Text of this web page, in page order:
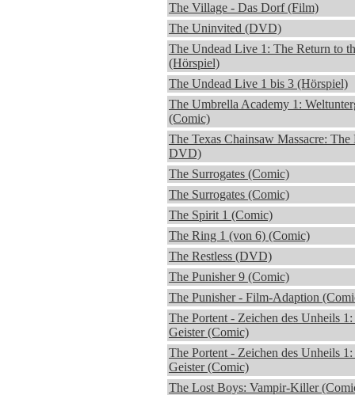
The Village - Das Dorf (Film)
The Uninvited (DVD)
The Undead Live 1: The Return to
(Hörspiel)
The Undead Live 1 bis 3 (Hörspiel)
The Umbrella Academy 1:
(Comic)
The Texas Chainsaw Massacre:
DVD)
The Surrogates (Comic)
The Surrogates (Comic)
The Spirit 1 (Comic)
The Ring 1 (von 6) (Comic)
The Restless (DVD)
The Punisher 9 (Comic)
The Punisher - Film-Adaption
The Portent - Zeichen des Unheils
Geister (Comic)
The Portent - Zeichen des Unheils
Geister (Comic)
The Lost Boys: Vampir-Killer